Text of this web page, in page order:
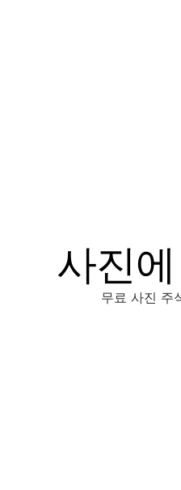
사진
무료 사진 주